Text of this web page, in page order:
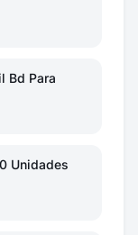
Bd Para
Unidades